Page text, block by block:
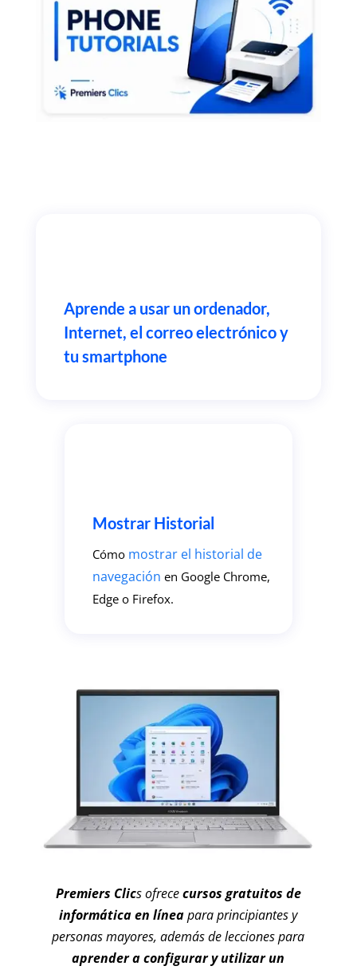
Aprende a usar un ordenador,
Internet, el correo electrónico y
tu smartphone
Mostrar Historial
Cómo mostrar el historial de
navegación en Google Chrome,
Edge o Firefox.
Premiers Clics ofrececursos gratuitos de
informática en líneapara principiantes y
personas mayores, además de lecciones para
aprender a configurar y utilizar un